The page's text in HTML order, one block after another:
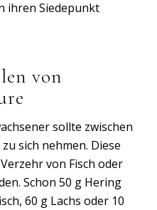
ihren Siedepunkt
von
sollte zwischen
sich nehmen. Diese
von Fisch oder
Schon 50 g Hering
60 g Lachs oder 10